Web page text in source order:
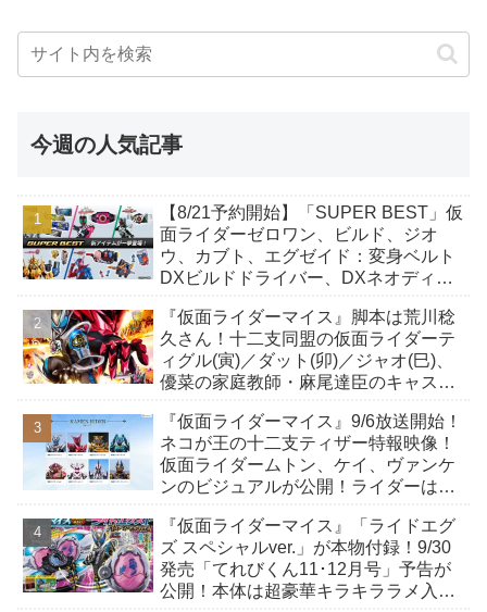
今週の人気記事
【8/21予約開始】「SUPER BEST」仮
面ライダーゼロワン、ビルド、ジオ
ウ、カブト、エグゼイド：変身ベルト
DXビルドドライバー、DXネオディケ
か12点！
『仮面ライダーマイス』脚本は荒川稔
久さん！十二支同盟の仮面ライダーテ
ィグル(寅)／ダット(卯)／ジャオ(巳)、
優菜の家庭教師・麻尾達臣のキャスト
んも変身！
『仮面ライダーマイス』9/6放送開始！
ネコが王の十二支ティザー特報映像！
仮面ライダームトン、ケイ、ヴァンケ
ンのビジュアルが公開！ライダーは子
『仮面ライダーマイス』「ライドエグ
ズ スペシャルver.」が本物付録！9/30
発売「てれびくん11･12月号」予告が
公開！本体は超豪華キラキララメ入